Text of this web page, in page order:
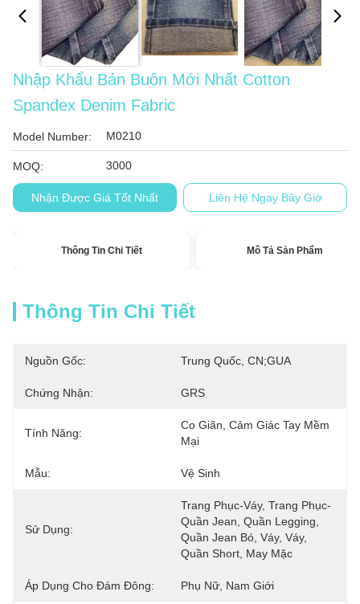
Nhập Khẩu Bán Buôn Mới Nhất Cotton
Spandex Denim Fabric
Model Number: M0210
MOQ: 3000
Nhận Được Giá Tốt Nhất Liên Hệ Ngay Bây Giờ
Thông Tin Chi Tiết Mô Tả Sản Phẩm
Thông Tin Chi Tiết
Nguồn Gốc: Trung Quốc, CN;GUA
Chứng Nhận: GRS
Tính Năng:
Co Giãn, Cảm Giác Tay Mềm
Mại
Mẫu: Vệ Sinh
Sử Dụng:
Trang Phục-Váy, Trang Phục-
Quần Jean, Quần Legging,
Quần Jean Bó, Váy, Váy,
Quần Short, May Mặc
Áp Dụng Cho Đám Đông: Phụ Nữ, Nam Giới